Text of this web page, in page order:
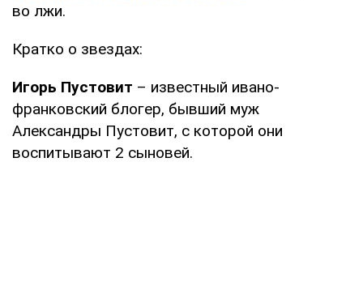
во лжи.
Кратко о звездах:
Игорь Пустовит – известный ивано-
франковский блогер, бывший муж
Александры Пустовит, с которой они
воспитывают 2 сыновей.